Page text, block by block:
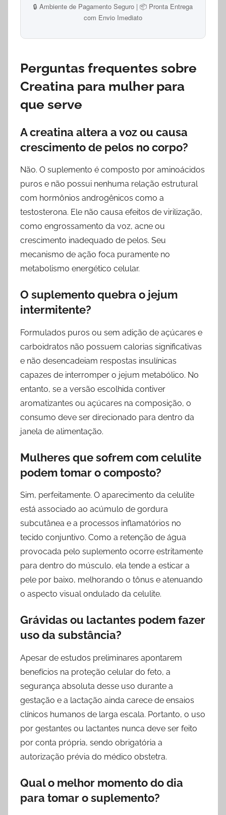
🔒 Ambiente de Pagamento Seguro | 📦 Pronta Entrega
com Envio Imediato
Perguntas frequentes sobre
Creatina para mulher para
que serve
A creatina altera a voz ou causa
crescimento de pelos no corpo?
Não. O suplemento é composto por aminoácidos
puros e não possui nenhuma relação estrutural
com hormônios androgênicos como a
testosterona. Ele não causa efeitos de virilização,
como engrossamento da voz, acne ou
crescimento inadequado de pelos. Seu
mecanismo de ação foca puramente no
metabolismo energético celular.
O suplemento quebra o jejum
intermitente?
Formulados puros ou sem adição de açúcares e
carboidratos não possuem calorias significativas
e não desencadeiam respostas insulínicas
capazes de interromper o jejum metabólico. No
entanto, se a versão escolhida contiver
aromatizantes ou açúcares na composição, o
consumo deve ser direcionado para dentro da
janela de alimentação.
Mulheres que sofrem com celulite
podem tomar o composto?
Sim, perfeitamente. O aparecimento da celulite
está associado ao acúmulo de gordura
subcutânea e a processos inflamatórios no
tecido conjuntivo. Como a retenção de água
provocada pelo suplemento ocorre estritamente
para dentro do músculo, ela tende a esticar a
pele por baixo, melhorando o tônus e atenuando
o aspecto visual ondulado da celulite.
Grávidas ou lactantes podem fazer
uso da substância?
Apesar de estudos preliminares apontarem
benefícios na proteção celular do feto, a
segurança absoluta desse uso durante a
gestação e a lactação ainda carece de ensaios
clínicos humanos de larga escala. Portanto, o uso
por gestantes ou lactantes nunca deve ser feito
por conta própria, sendo obrigatória a
autorização prévia do médico obstetra.
Qual o melhor momento do dia
para tomar o suplemento?